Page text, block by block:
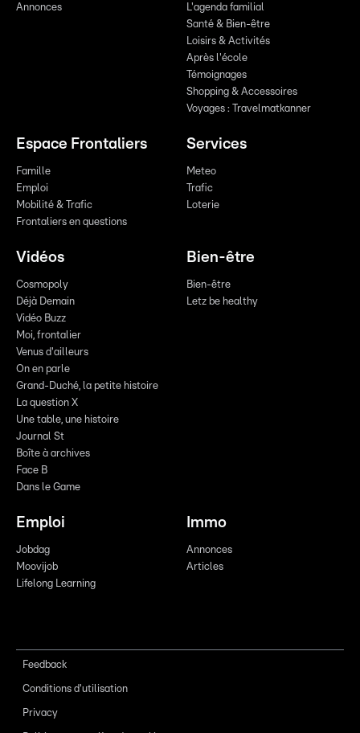
Annonces
L'agenda familial
Santé & Bien-être
Loisirs & Activités
Après l'école
Témoignages
Shopping & Accessoires
Voyages : Travelmatkanner
Espace Frontaliers
Famille
Emploi
Mobilité & Trafic
Frontaliers en questions
Services
Meteo
Trafic
Loterie
Vidéos
Cosmopoly
Déjà Demain
Vidéo Buzz
Moi, frontalier
Venus d'ailleurs
On en parle
Grand-Duché, la petite histoire
La question X
Une table, une histoire
Journal St
Boîte à archives
Face B
Dans le Game
Bien-être
Bien-être
Letz be healthy
Emploi
Jobdag
Moovijob
Lifelong Learning
Immo
Annonces
Articles
Feedback
Conditions d'utilisation
Privacy